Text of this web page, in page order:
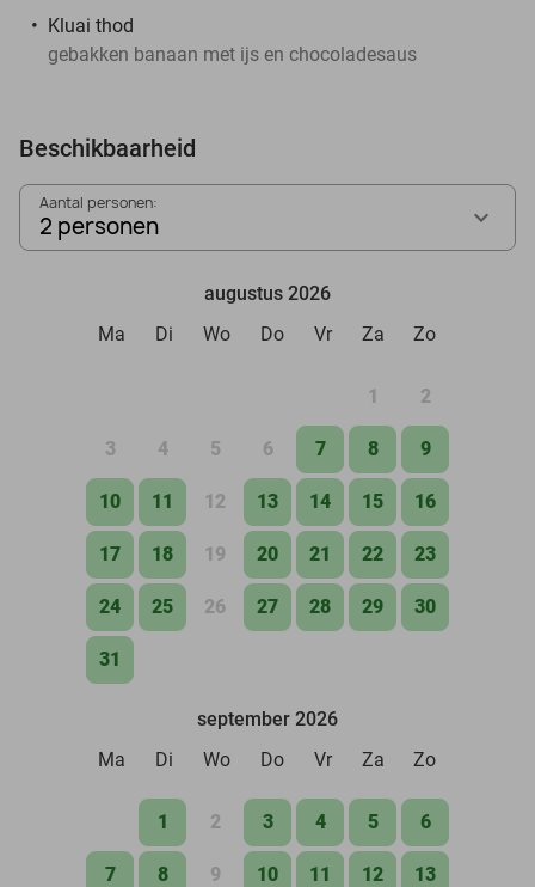
Kluai thod
gebakken banaan met ijs en chocoladesaus
Beschikbaarheid
Aantal personen:
2 personen
augustus 2026
Ma
Di Wo Do Vr Za Zo
1 2
3 4 5 6 7 8 9
10 11 12 13 14 15 16
17 18 19 20 21 22 23
24 25 26 27 28 29 30
31
september 2026
Ma
Di Wo Do Vr Za Zo
1 2 3 4 5 6
7 8 9 10 11 12 13